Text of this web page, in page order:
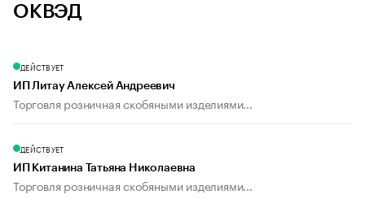
ОКВЭД
ДЕЙСТВУЕТ
ИП Литау Алексей Андреевич
Торговля розничная скобяными изделиями...
ДЕЙСТВУЕТ
ИП Китанина Татьяна Николаевна
Торговля розничная скобяными изделиями...